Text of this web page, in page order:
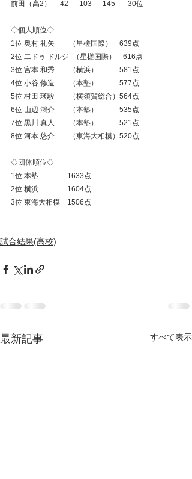
前田（高2）　 42　  103　  145　   30位
◇個人順位◇
1位 奥村 礼矢　    （星槎国際）　639点
2位 二ドゥ ドルジ  （星槎国際）　616点
3位 宮本 和秀　    （横浜）　　　581点
4位 小谷 修造　    （本塾）　　　577点
5位 村田 瑛駿　    （横須賀総合）564点
6位 山辺 鴻介　    （本塾）　　　535点
7位 黒川 真人　    （本塾）　　　521点
8位 河本 悠介　    （東海大相模）520点
◇団体順位◇
1位 本塾　　　　1633点
2位 横浜　　　　1604点
3位 東海大相模　1506点
試合結果(高校)
最新記事 すべて表示